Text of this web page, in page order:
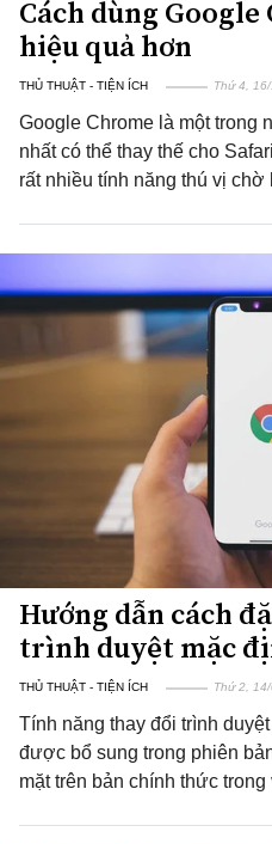
Cách dùng
hiệu quả hơn
THỦ THUẬT - TIỆN ÍCH Thứ 4,
Google Chrome là một trong
nhất có thể thay thế cho
rất nhiều tính năng thú vị chờ
Hướng dẫn cách
trình duyệt mặc
THỦ THUẬT - TIỆN ÍCH Thứ 2,
Tính năng thay đổi trình
được bổ sung trong phiên
mặt trên bản chính thức